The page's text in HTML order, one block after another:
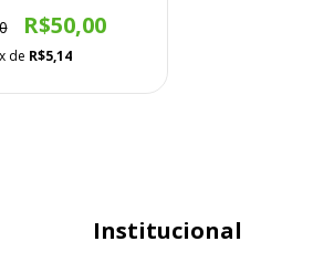
R$50,00
de R$5,14
Institucional